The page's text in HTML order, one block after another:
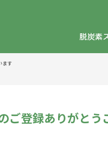
脱炭素
ます
ご登録ありがとう